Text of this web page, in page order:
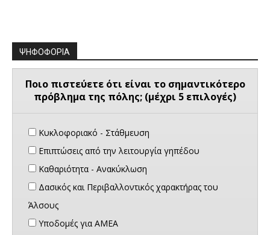
ΨΗΦΟΦΟΡΙΑ
Ποιο πιστεύετε ότι είναι το σημαντικότερο
πρόβλημα της πόλης; (μέχρι 5 επιλογές)
Κυκλοφοριακό - Στάθμευση
Επιπτώσεις από την λειτουργία γηπέδου
Καθαριότητα - Ανακύκλωση
Δασικός και Περιβαλλοντικός χαρακτήρας του
Άλσους
Υποδομές για ΑΜΕΑ